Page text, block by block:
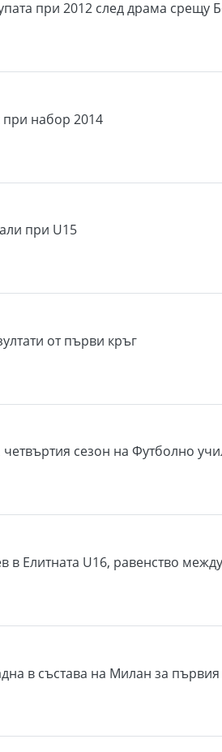
при 2012 след драма срещу
при набор 2014
при U15
от първи кръг
четвъртия сезон на Футболно
в Елитната U16, равенство
в състава на Милан за първия